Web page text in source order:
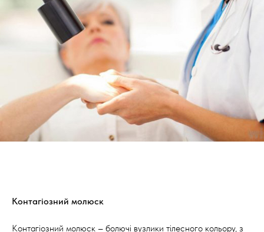
Контагіозний молюск
Контагіозний молюск – болючі вузлики тілесного кольору, з